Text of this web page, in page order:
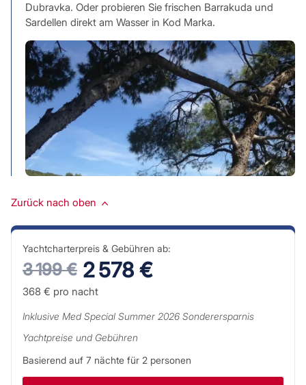
Dubravka. Oder probieren Sie frischen Barrakuda und
Sardellen direkt am Wasser in Kod Marka.
Zurück nach oben
Yachtcharterpreis & Gebühren ab:
3 199 € 2 578 €
368 € pro nacht
Inklusive Med Special Summer 2026Sonderersparnis
Yachtpreise und Gebühren
Basierend auf 7 nächte für 2personen